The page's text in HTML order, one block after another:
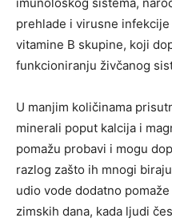
imunološkog sistema,
prehlade i virusne
vitamine B skupine, koji
funkcioniranju živčanog
U manjim količinama
minerali poput kalcija i
pomažu probavi i mogu
razlog zašto ih mnogi
udio vode dodatno
zimskih dana, kada ljudi